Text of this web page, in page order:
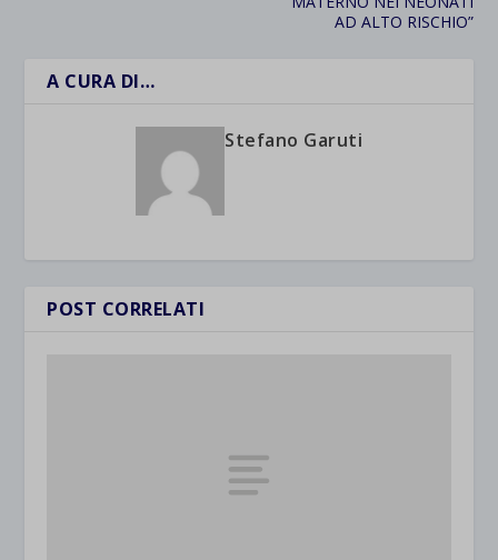
AD ALTO RISCHIO”
A CURA DI…
Stefano Garuti
POST CORRELATI